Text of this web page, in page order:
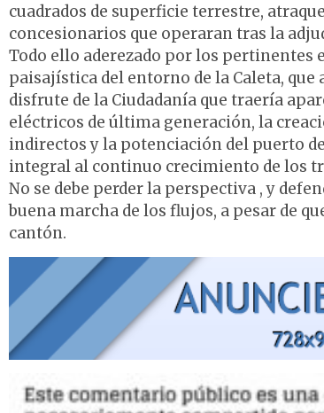
cuadrados de superficie terrestre,
concesionarios que operaran tras la
Todo ello aderezado por los pertinentes
paisajística del entorno de la Caleta,
disfrute de la Ciudadanía que traería
eléctricos de última generación, la
indirectos y la potenciación del puerto
integral al continuo crecimiento de los
No se debe perder la perspectiva , y
buena marcha de los flujos, a pesar de
cantón.